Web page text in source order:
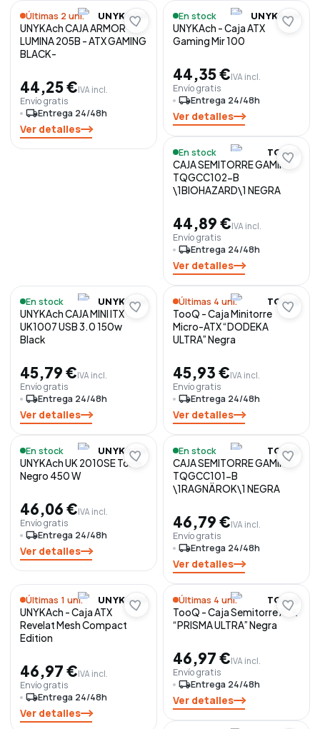
Últimas 2 uni. UNYKACH
UNYKAch CAJA ARMOR
LUMINA 205B - ATX GAMING
BLACK-
44,25 €IVA incl.
Envío gratis
local_shippingEntrega 24/48h
Ver detalles
En stock UNYKACH
UNYKAch - Caja ATX
Gaming Mir 100
44,35 €IVA incl.
Envío gratis
local_shippingEntrega 24/48h
Ver detalles
En stock TOOQ
CAJA SEMITORRE GAMING
TQGCC102-B
\1BIOHAZARD\1 NEGRA
44,89 €IVA incl.
Envío gratis
local_shippingEntrega 24/48h
Ver detalles
En stock UNYKACH
UNYKAch CAJA MINI ITX
UK1007 USB 3.0 150w
Black
45,79 €IVA incl.
Envío gratis
local_shippingEntrega 24/48h
Ver detalles
Últimas 4 uni. TOOQ
TooQ - Caja Minitorre
Micro-ATX “DODEKA
ULTRA” Negra
45,93 €IVA incl.
Envío gratis
local_shippingEntrega 24/48h
Ver detalles
En stock UNYKACH
UNYKAch UK 2010SE Torre
Negro 450 W
46,06 €IVA incl.
Envío gratis
local_shippingEntrega 24/48h
Ver detalles
En stock TOOQ
CAJA SEMITORRE GAMING
TQGCC101-B
\1RAGNÄROK\1 NEGRA
46,79 €IVA incl.
Envío gratis
local_shippingEntrega 24/48h
Ver detalles
Últimas 1 uni. UNYKACH
UNYKAch - Caja ATX
Revelat Mesh Compact
Edition
46,97 €IVA incl.
Envío gratis
local_shippingEntrega 24/48h
Ver detalles
Últimas 4 uni. TOOQ
TooQ - Caja Semitorre ATX
“PRISMA ULTRA” Negra
46,97 €IVA incl.
Envío gratis
local_shippingEntrega 24/48h
Ver detalles